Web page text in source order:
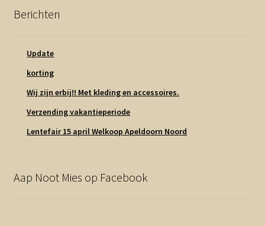
Berichten
Update
korting
Wij zijn erbij!! Met kleding en accessoires.
Verzending vakantieperiode
Lentefair 15 april Welkoop Apeldoorn Noord
Aap Noot Mies op Facebook